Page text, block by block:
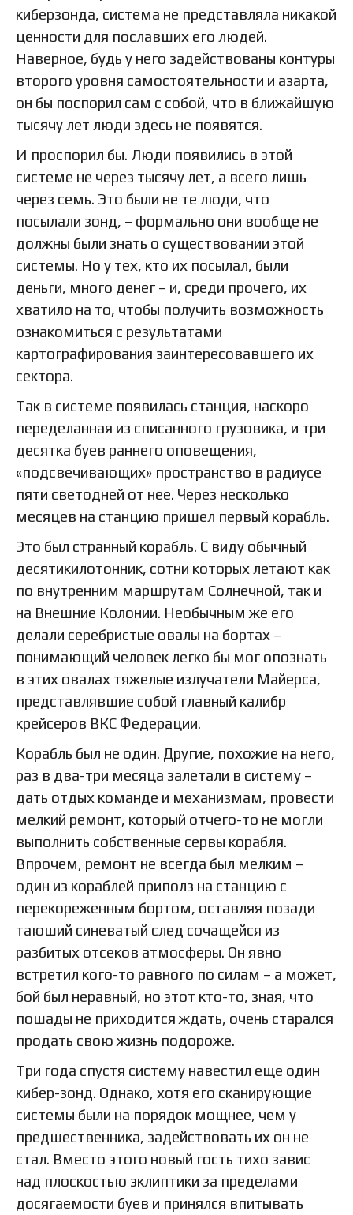
киберзонда, система не представляла никакой
ценности для пославших его людей.
Наверное, будь у него задействованы контуры
второго уровня самостоятельности и азарта,
он бы поспорил сам с собой, что в ближайшую
тысячу лет люди здесь не появятся.
И проспорил бы. Люди появились в этой
системе не через тысячу лет, а всего лишь
через семь. Это были не те люди, что
посылали зонд, – формально они вообще не
должны были знать о существовании этой
системы. Но у тех, кто их посылал, были
деньги, много денег – и, среди прочего, их
хватило на то, чтобы получить возможность
ознакомиться с результатами
картографирования заинтересовавшего их
сектора.
Так в системе появилась станция, наскоро
переделанная из списанного грузовика, и три
десятка буев раннего оповещения,
«подсвечивающих» пространство в радиусе
пяти светодней от нее. Через несколько
месяцев на станцию пришел первый корабль.
Это был странный корабль. С виду обычный
десятикилотонник, сотни которых летают как
по внутренним маршрутам Солнечной, так и
на Внешние Колонии. Необычным же его
делали серебристые овалы на бортах –
понимающий человек легко бы мог опознать
в этих овалах тяжелые излучатели Майерса,
представлявшие собой главный калибр
крейсеров ВКС Федерации.
Корабль был не один. Другие, похожие на него,
раз в два-три месяца залетали в систему –
дать отдых команде и механизмам, провести
мелкий ремонт, который отчего-то не могли
выполнить собственные сервы корабля.
Впрочем, ремонт не всегда был мелким –
один из кораблей приполз на станцию с
перекореженным бортом, оставляя позади
таюший синеватый след сочащейся из
разбитых отсеков атмосферы. Он явно
встретил кого-то равного по силам – а может,
бой был неравный, но этот кто-то, зная, что
пошады не приходится ждать, очень старался
продать свою жизнь подороже.
Три года спустя систему навестил еще один
кибер-зонд. Однако, хотя его сканирующие
системы были на порядок мощнее, чем у
предшественника, задействовать их он не
стал. Вместо этого новый гость тихо завис
над плоскостью эклиптики за пределами
досягаемости буев и принялся впитывать